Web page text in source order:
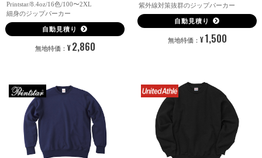
Printstar/8.4oz/16色/100〜2XL
細身のジップパーカー
自動見積り
無地特価： ¥ 2,860
紫外線対策抜群のジップパーカー
自動見積り
無地特価： ¥ 1,500